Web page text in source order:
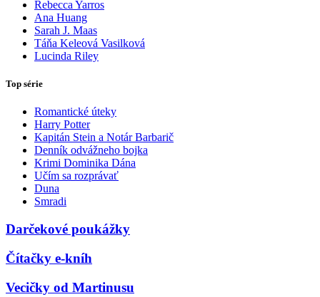
Rebecca Yarros
Ana Huang
Sarah J. Maas
Táňa Keleová Vasilková
Lucinda Riley
Top série
Romantické úteky
Harry Potter
Kapitán Stein a Notár Barbarič
Denník odvážneho bojka
Krimi Dominika Dána
Učím sa rozprávať
Duna
Smradi
Darčekové poukážky
Čítačky e-kníh
Vecičky od Martinusu